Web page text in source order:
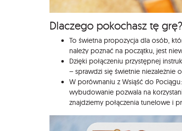
Dlaczego pokochasz tę grę?
To świetna propozycja dla osób,
należy poznać na początku, jest
Dzięki połączeniu przystępnej
– sprawdzi się świetnie niezależnie
W porównaniu z Wsiąść do
wybudowanie pozwala na
znajdziemy połączenia tunelowe i